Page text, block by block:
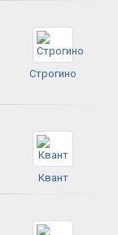
Строгино
Квант